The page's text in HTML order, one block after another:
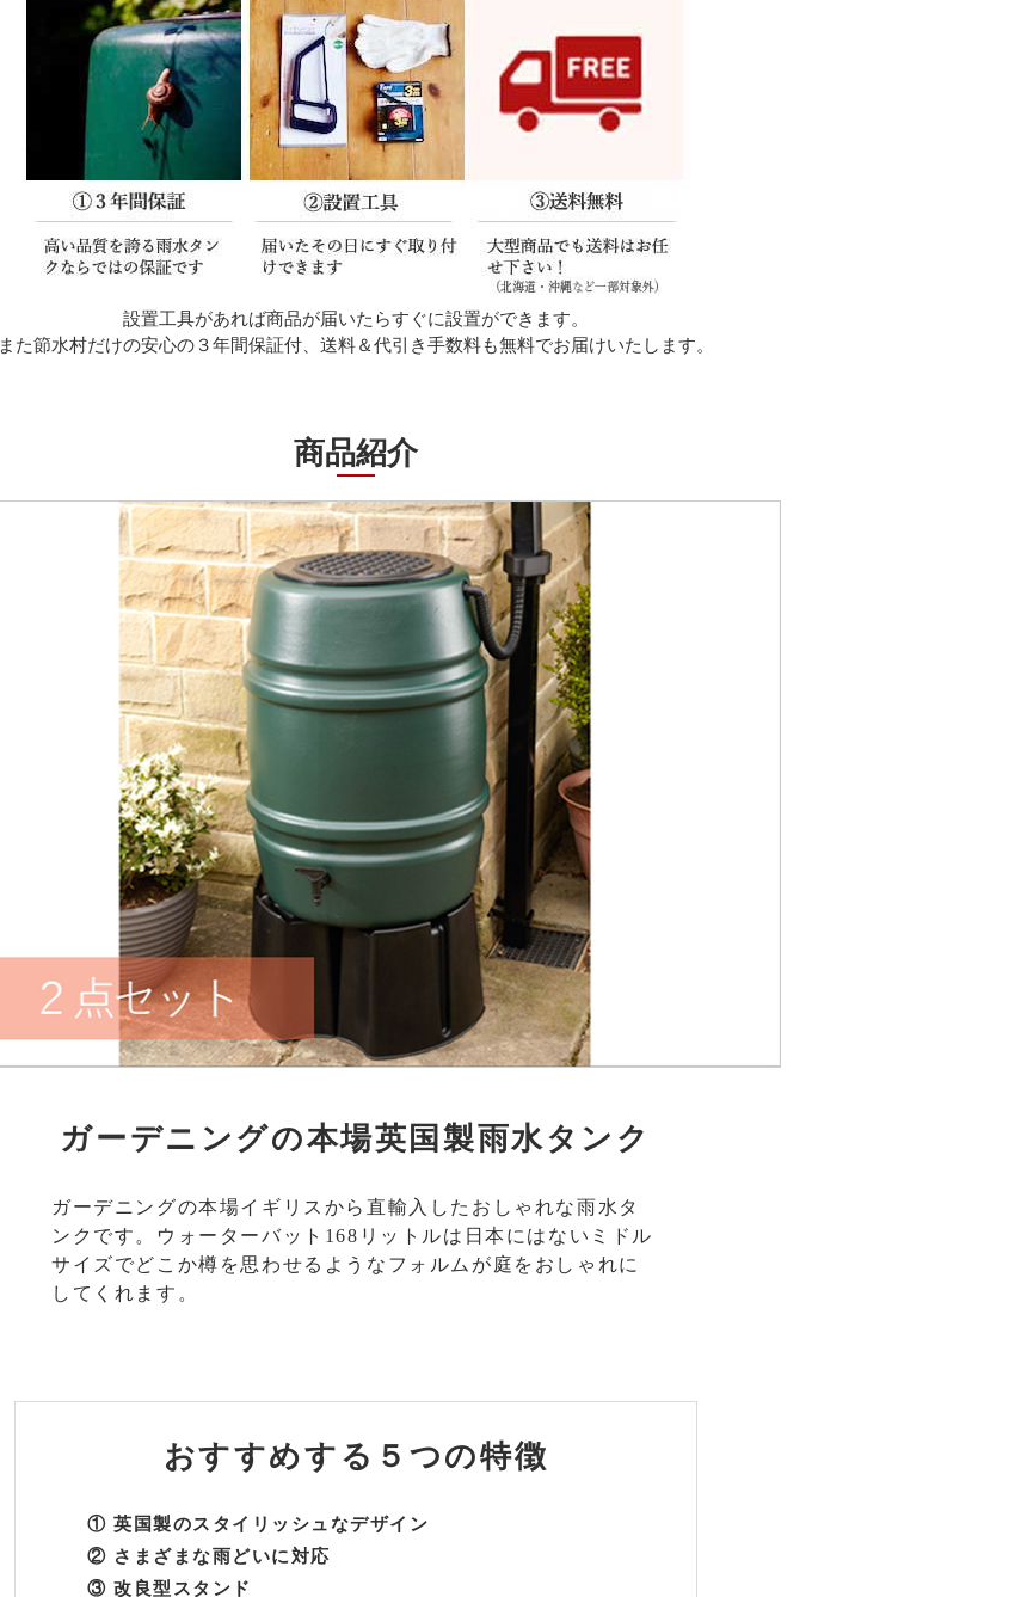
設置工具があれば商品が届いたらすぐに設置ができます。
また節水村だけの安心の３年間保証付、送料＆代引き手数料も無料でお届けいたします。
商品紹介
ガーデニングの本場英国製雨水タンク
ガーデニングの本場イギリスから直輸入したおしゃれな雨水タ
ンクです。ウォーターバット168リットルは日本にはないミドル
サイズでどこか樽を思わせるようなフォルムが庭をおしゃれに
してくれます。
おすすめする ５つの特徴
① 英国製のスタイリッシュなデザイン
② さまざまな雨どいに対応
③ 改良型スタンド